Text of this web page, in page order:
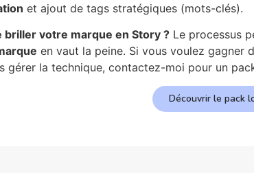
et ajout de tags stratégiques (mots-clés).
briller votre marque en Story ? Le processus
en vaut la peine. Si vous voulez gagner
gérer la technique, contactez-moi pour un
Découvrir le pack